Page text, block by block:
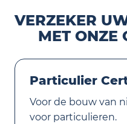
VERZEKER
MET ONZE
Particulier
Voor de bouw van
voor particulieren.